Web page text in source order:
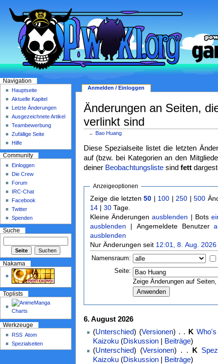
Änderungen an Seiten,
verlinkt sind
← Bao Huang
Diese Spezialseite listet die letzten
auf (bzw. bei Kategorien an den
deiner Beobachtungslistesind fett
Anzeigeoptionen
Zeige die letzten50 | 100 | 250 |500
14 |30 Tage.
Kleine Änderungenausblenden | Bots
ausblenden | Angemeldete Benutzer
ausblenden
Nur Änderungen seit 12:01, 8. Aug. 2026
Namensraum:
Seite:
Zeige Änderungen auf
6. August 2026
(Unterschied) (Versionen) . . K
Kaizoku (Diskussion| Beiträge)
(Unterschied) (Versionen) . . K
Kaizoku (Diskussion| Beiträge)
Anmelden / Einloggen
Navigation
Hauptseite
Aktuelle Kapitel
Letzte Änderungen
Ausgezeichnete Artikel
Teambewerbung
Zufällige Seite
Hilfe
Community
Einloggen
Die Crew
Forum
IRC-Chat
Facebook
Twitter
Spenden
Suche
Nakama
Toplists
Werkzeuge
RSS Atom
Spezialseiten